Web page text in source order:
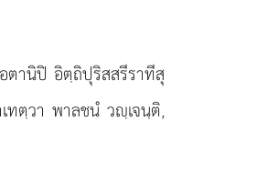
ตานิปิ อิตฺถิปุริสสรีราทีสุ
ทตฺวา พาลชนํ วฺเจนฺติ,